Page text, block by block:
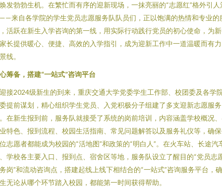
发勃勃生机。在繁忙而有序的迎新现场，一抹亮丽的“志愿红”格外引人
来自各学院的学生党员志愿服务队队员们，正以饱满的热情和专业的
活跃在新生入学咨询的第一线，用实际行动践行党员的初心使命，为
长提供暖心、便捷、高效的入学指引，成为迎新工作中一道温暖而有
线。
筹备，搭建“一站式”咨询平台
接2024级新生的到来，重庆交通大学党委学生工作部、校团委及各学
提前谋划，精心组织学生党员、入党积极分子组建了多支迎新志愿服务
在新生报到前，服务队就接受了系统的岗前培训，内容涵盖学校概况
特色、报到流程、校园生活指南、常见问题解答以及服务礼仪等，确
志愿者都能成为校园的“活地图”和政策的“明白人”。在火车站、长途汽
学校各主要入口、报到点、宿舍区等地，服务队设立了醒目的“党员志
岗”和流动咨询点，搭建起线上线下相结合的“一站式”咨询服务平台，
无论从哪个环节踏入校园，都能第一时间获得帮助。